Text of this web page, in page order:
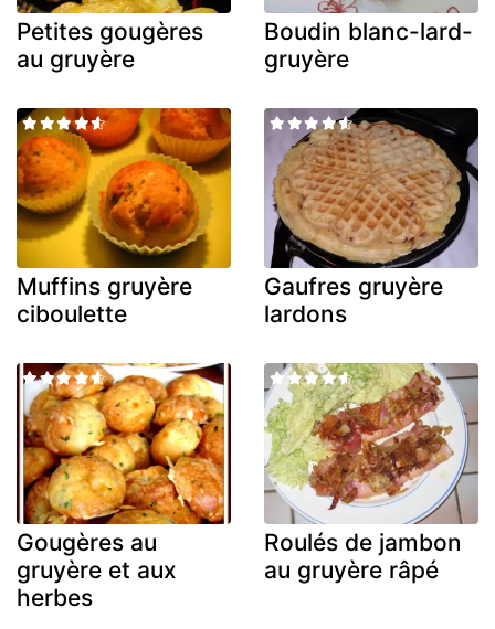
Petites gougères
au gruyère
Boudin blanc-lard-
gruyère
Muffins gruyère
ciboulette
Gaufres gruyère
lardons
Gougères au
gruyère et aux
herbes
Roulés de jambon
au gruyère râpé